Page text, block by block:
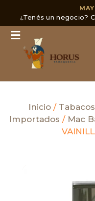
¿Tenés un negocio?
Inicio /
Importados / Mac